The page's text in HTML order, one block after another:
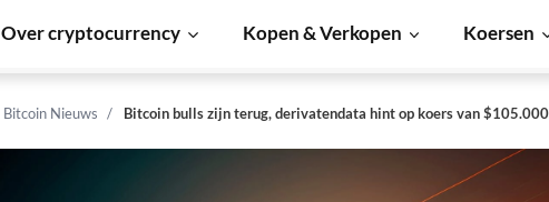
Over cryptocurrency Kopen & Verkopen Koersen
Bitcoin Nieuws Bitcoin bulls zijn terug, derivatendata hint op koers van $105.000